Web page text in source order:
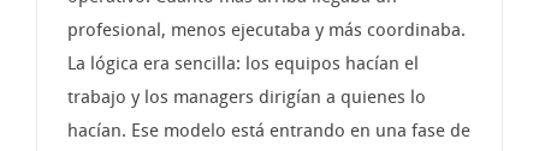
profesional, menos ejecutaba y más coordinaba.
La lógica era sencilla: los equipos hacían el
trabajo y los managers dirigían a quienes lo
hacían. Ese modelo está entrando en una fase de